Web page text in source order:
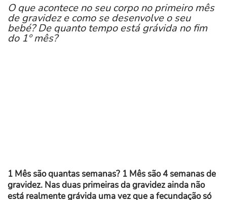
O que acontece no seu corpo no primeiro mês
de gravidez e como se desenvolve o seu
bebé? De quanto tempo está grávida no fim
do 1º mês?
1 Mês são quantas semanas? 1 Mês são 4 semanas de
gravidez. Nas duas primeiras da gravidez ainda não
está realmente grávida uma vez que a fecundação só